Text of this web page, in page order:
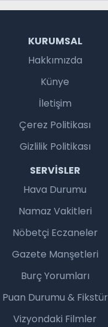
KURUMSAL
Hakkımızda
Künye
İletişim
Çerez Politikası
Gizlilik Politikası
SERVISLER
Hava Durumu
Namaz Vakitleri
Nöbetçi Eczaneler
Gazete Manşetleri
Burç Yorumları
Puan Durumu & Fikstür
Vizyondaki Filmler